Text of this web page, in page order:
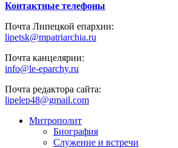
Контактные телефоны
Почта Липецкой епархии:
lipetsk@mpatriarchia.ru
Почта канцелярии:
info@le-eparchy.ru
Почта редактора сайта:
lipelep48@gmail.com
Митрополит
Биография
Служение и встречи